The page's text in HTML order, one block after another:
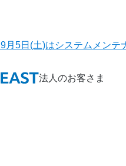
月5日(土)はシステムメン
法人のお客さま